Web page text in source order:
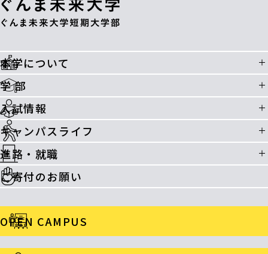
本学について
学 部
入試情報
キャンパスライフ
進路・就職
ご寄付のお願い
OPEN CAMPUS